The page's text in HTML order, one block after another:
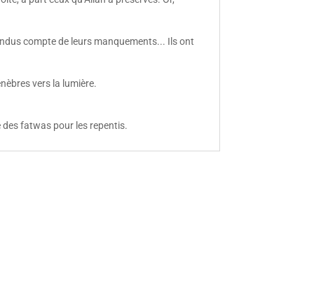
compte de leurs manquements... Ils ont
vers la lumière.
fatwas pour les repentis.